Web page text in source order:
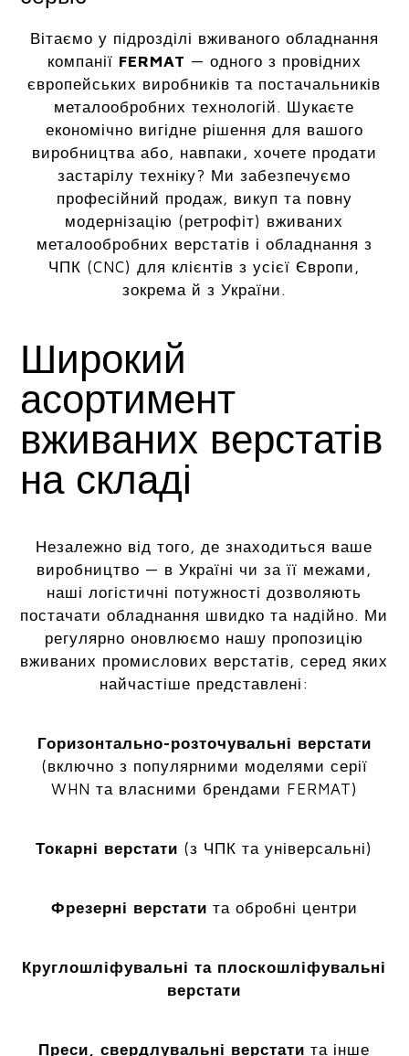
Вітаємо у підрозділі вживаного обладнання
компанії FERMAT — одного з провідних
європейських виробників та постачальників
металообробних технологій. Шукаєте
економічно вигідне рішення для вашого
виробництва або, навпаки, хочете продати
застарілу техніку? Ми забезпечуємо
професійний продаж, викуп та повну
модернізацію (ретрофіт) вживаних
металообробних верстатів і обладнання з
ЧПК (CNC) для клієнтів з усієї Європи,
зокрема й з України.
Широкий
асортимент
вживаних верстатів
на складі
Незалежно від того, де знаходиться ваше
виробництво — в Україні чи за її межами,
наші логістичні потужності дозволяють
постачати обладнання швидко та надійно. Ми
регулярно оновлюємо нашу пропозицію
вживаних промислових верстатів, серед яких
найчастіше представлені:
Горизонтально-розточувальні верстати
(включно з популярними моделями серії
WHN та власними брендами FERMAT)
Токарні верстати (з ЧПК та універсальні)
Фрезерні верстати та обробні центри
Круглошліфувальні та плоскошліфувальні
верстати
Преси, свердлувальні верстати та інше